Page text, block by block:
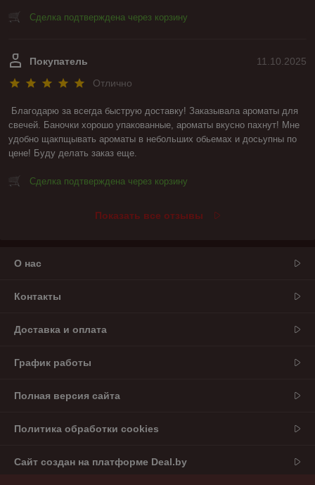
Сделка подтверждена через корзину
11.10.2025
Покупатель
Отлично
Благодарю за всегда быструю доставку! Заказывала ароматы для
свечей. Баночки хорошо упакованные, ароматы вкусно пахнут! Мне
удобно щакпщывать ароматы в небольших обьемах и досьупны по
цене! Буду делать заказ еще.
Сделка подтверждена через корзину
Показать все отзывы
О нас
Контакты
Доставка и оплата
График работы
Полная версия сайта
Политика обработки cookies
Сайт создан на платформе Deal.by